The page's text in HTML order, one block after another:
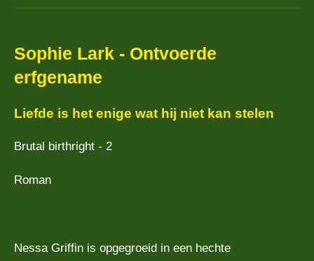
Sophie Lark - Ontvoerde
erfgename
Liefde is het enige wat hij niet kan stelen
Brutal birthright - 2
Roman
Nessa Griffin is opgegroeid in een hechte